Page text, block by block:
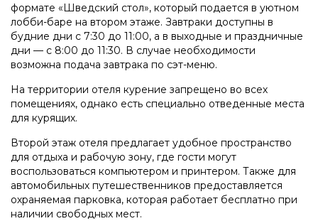
формате «Шведский стол», который подается в уютном
лобби-баре на втором этаже. Завтраки доступны в
будние дни с 7:30 до 11:00, а в выходные и праздничные
дни — с 8:00 до 11:30. В случае необходимости
возможна подача завтрака по сэт-меню.
На территории отеля курение запрещено во всех
помещениях, однако есть специально отведенные места
для курящих.
Второй этаж отеля предлагает удобное пространство
для отдыха и рабочую зону, где гости могут
воспользоваться компьютером и принтером. Также для
автомобильных путешественников предоставляется
охраняемая парковка, которая работает бесплатно при
наличии свободных мест.